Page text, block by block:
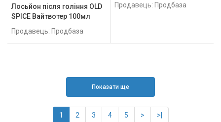
Лосьйон після гоління OLD
SPICE Вайтвотер 100мл
Продавець: Продбаза
Продавець: Продбаза
Показати ще
1 2 3 4 5 > >|